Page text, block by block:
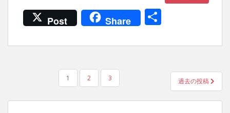
Post Share
ナ
1 2 3 過去の投稿